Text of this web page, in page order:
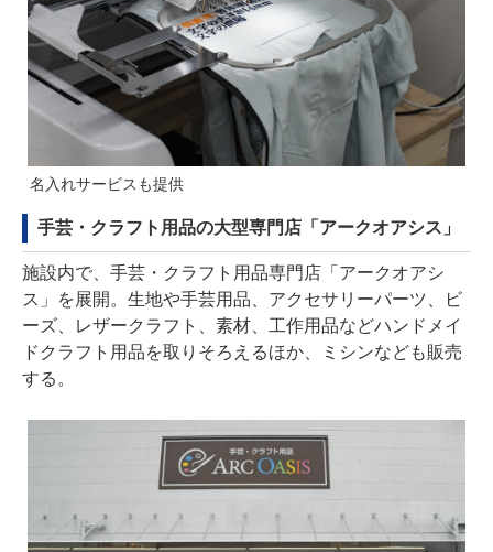
名⼊れサービスも提供
手芸・クラフト用品の大型専門店「アークオアシス」
施設内で、手芸・クラフト用品専門店「アークオアシ
ス」を展開。生地や手芸用品、アクセサリーパーツ、ビ
ーズ、レザークラフト、素材、工作用品などハンドメイ
ドクラフト用品を取りそろえるほか、ミシンなども販売
する。